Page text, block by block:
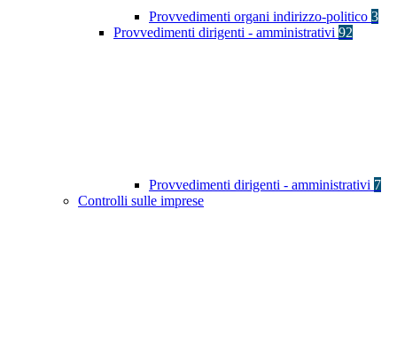
Provvedimenti organi indirizzo-politico 3
Provvedimenti dirigenti - amministrativi 92
Provvedimenti dirigenti - amministrativi 7
Controlli sulle imprese